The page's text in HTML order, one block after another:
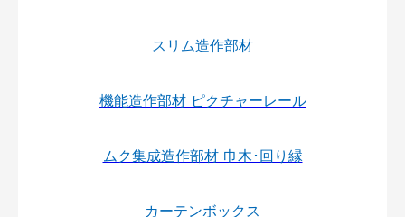
スリム造作部材
機能造作部材 ピクチャーレール
ムク集成造作部材 巾木･回り縁
カーテンボックス